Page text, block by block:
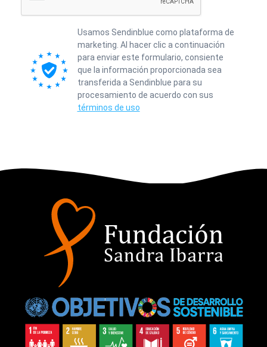
Usamos Sendinblue como plataforma de
marketing. Al hacer clic a continuación
para enviar este formulario, consiente
que la información proporcionada sea
transferida a Sendinblue para su
procesamiento de acuerdo con sus
términos de uso